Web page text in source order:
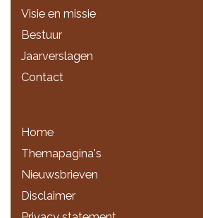
Visie en missie
Bestuur
Jaarverslagen
Contact
Home
Themapagina's
Nieuwsbrieven
Disclaimer